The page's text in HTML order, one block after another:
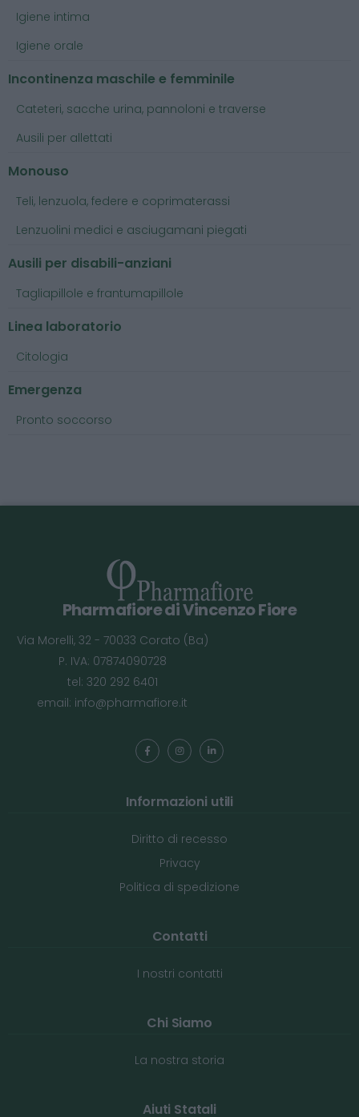
Igiene intima
Igiene orale
Incontinenza maschile e femminile
Cateteri, sacche urina, pannoloni e traverse
Ausili per allettati
Monouso
Teli, lenzuola, federe e coprimaterassi
Lenzuolini medici e asciugamani piegati
Ausili per disabili-anziani
Tagliapillole e frantumapillole
Linea laboratorio
Citologia
Emergenza
Pronto soccorso
Pharmafiore di Vincenzo Fiore
Via Morelli, 32 - 70033 Corato (Ba)
P. IVA: 07874090728
tel: 320 292 6401
email: info@pharmafiore.it
Informazioni utili
Diritto di recesso
Privacy
Politica di spedizione
Contatti
I nostri contatti
Chi Siamo
La nostra storia
Aiuti Statali